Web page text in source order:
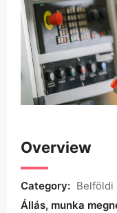
Overview
Category: Belföldi
Állás, munka